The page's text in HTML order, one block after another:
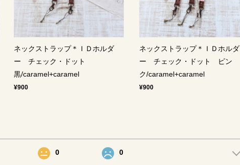
ネックストラップ＊ＩＤホルダ
ー チェック・ドット
黒/caramel+caramel
¥900
ネックストラップ＊ＩＤホルダ
ー チェック・ドット ピン
ク/caramel+caramel
¥900
0 0